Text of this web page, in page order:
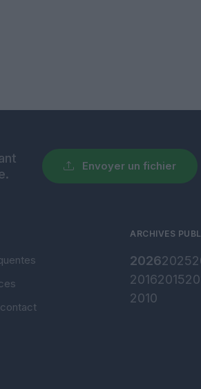
Envoyer un fichier
ARCHIVES
20262025
20162015
2010